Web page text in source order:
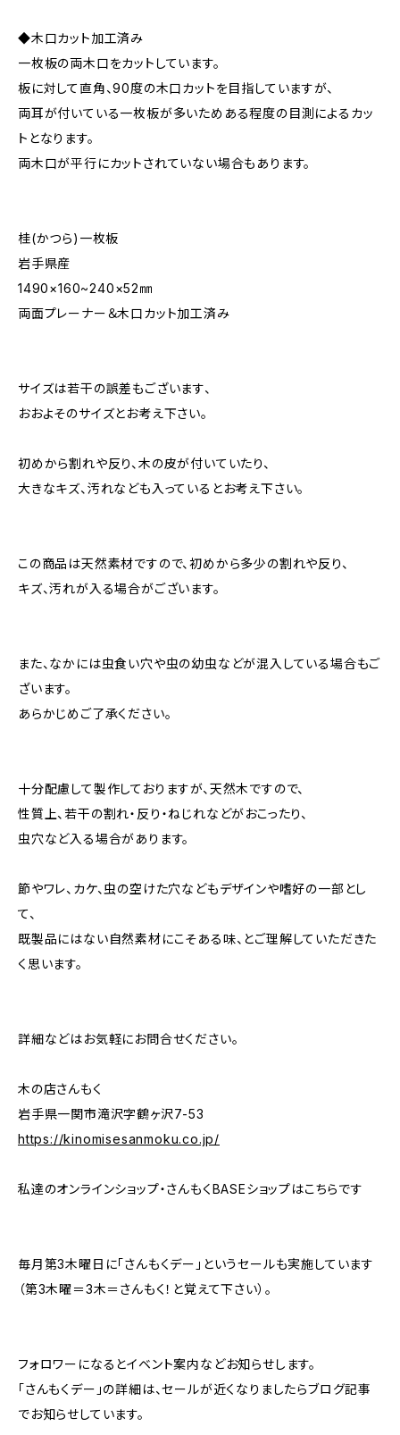
◆木口カット加工済み
一枚板の両木口をカットしています。
板に対して直角、90度の木口カットを目指していますが、
両耳が付いている一枚板が多いためある程度の目測によるカッ
トとなります。
両木口が平行にカットされていない場合もあります。
桂(かつら)一枚板
岩手県産
1490×160~240×52㎜
両面プレーナー＆木口カット加工済み
サイズは若干の誤差もございます、
おおよそのサイズとお考え下さい。
初めから割れや反り、木の皮が付いていたり、
大きなキズ、汚れなども入っているとお考え下さい。
この商品は天然素材ですので、初めから多少の割れや反り、
キズ、汚れが入る場合がございます。
また、なかには虫食い穴や虫の幼虫などが混入している場合もご
ざいます。
あらかじめご了承ください。
十分配慮して製作しておりますが、天然木ですので、
性質上、若干の割れ・反り・ねじれなどがおこったり、
虫穴など入る場合があります。
節やワレ、カケ、虫の空けた穴などもデザインや嗜好の一部とし
て、
既製品にはない自然素材にこそある味、とご理解していただきた
く思います。
詳細などはお気軽にお問合せください。
木の店さんもく
岩手県一関市滝沢字鶴ヶ沢7-53
https://kinomisesanmoku.co.jp/
私達のオンラインショップ・さんもくBASEショップはこちらです
毎月第3木曜日に「さんもくデー」というセールも実施しています
（第3木曜＝3木＝さんもく！と覚えて下さい）。
フォロワーになるとイベント案内などお知らせします。
「さんもくデー」の詳細は、セールが近くなりましたらブログ記事
でお知らせしています。